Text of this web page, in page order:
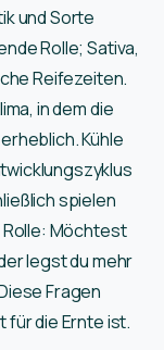
und Sorte
Rolle; Sativa,
Reifezeiten.
in dem die
Kühle
spielen
Möchtest
legst du mehr
Fragen
die Ernte ist.